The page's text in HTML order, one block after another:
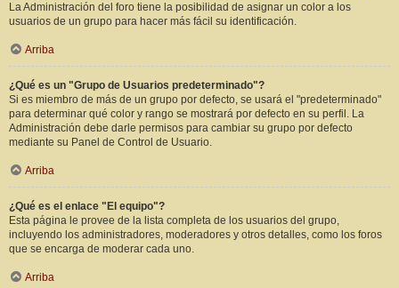
La Administración del foro tiene la posibilidad de asignar un color a los
usuarios de un grupo para hacer más fácil su identificación.
Arriba
¿Qué es un "Grupo de Usuarios predeterminado"?
Si es miembro de más de un grupo por defecto, se usará el "predeterminado"
para determinar qué color y rango se mostrará por defecto en su perfil. La
Administración debe darle permisos para cambiar su grupo por defecto
mediante su Panel de Control de Usuario.
Arriba
¿Qué es el enlace "El equipo"?
Esta página le provee de la lista completa de los usuarios del grupo,
incluyendo los administradores, moderadores y otros detalles, como los foros
que se encarga de moderar cada uno.
Arriba